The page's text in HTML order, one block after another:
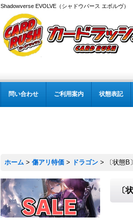
Shadowverse EVOLVE（シャドウバース エボルヴ
問い合わせ ご利用案内 状態表記
ホーム > 傷アリ特価 > ドラゴン > 〔状態
〔